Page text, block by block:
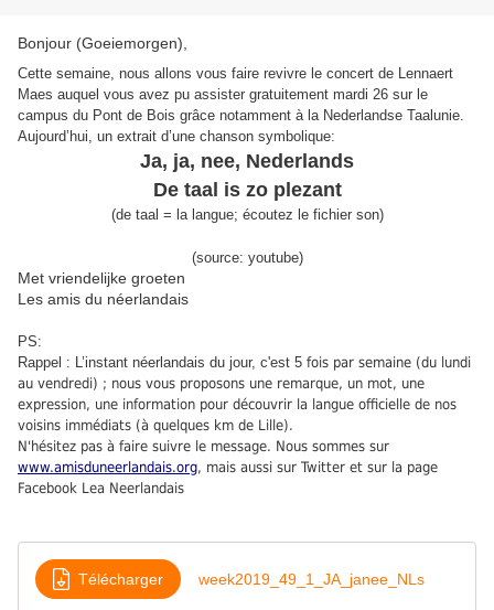
Bonjour (Goeiemorgen),
Cette semaine, nous allons vous faire revivre le concert de Lennaert
Maes auquel vous avez pu assister gratuitement mardi 26 sur le
campus du Pont de Bois grâce notamment à la Nederlandse Taalunie.
Aujourd’hui, un extrait d’une chanson symbolique:
Ja, ja, nee, Nederlands
De taal is zo plezant
(de taal = la langue; écoutez le fichier son)
(source: youtube)
Met vriendelijke groeten
Les amis du néerlandais
PS:
Rappel : L’instant néerlandais du jour, c'est 5 fois par semaine (du lundi
au vendredi) ; nous vous proposons une remarque, un mot, une
expression, une information pour découvrir la langue officielle de nos
voisins immédiats (à quelques km de Lille).
N'hésitez pas à faire suivre le message. Nous sommes sur
www.amisduneerlandais.org, mais aussi sur Twitter et sur la page
Facebook Lea Neerlandais
Télécharger week2019_49_1_JA_janee_NLs